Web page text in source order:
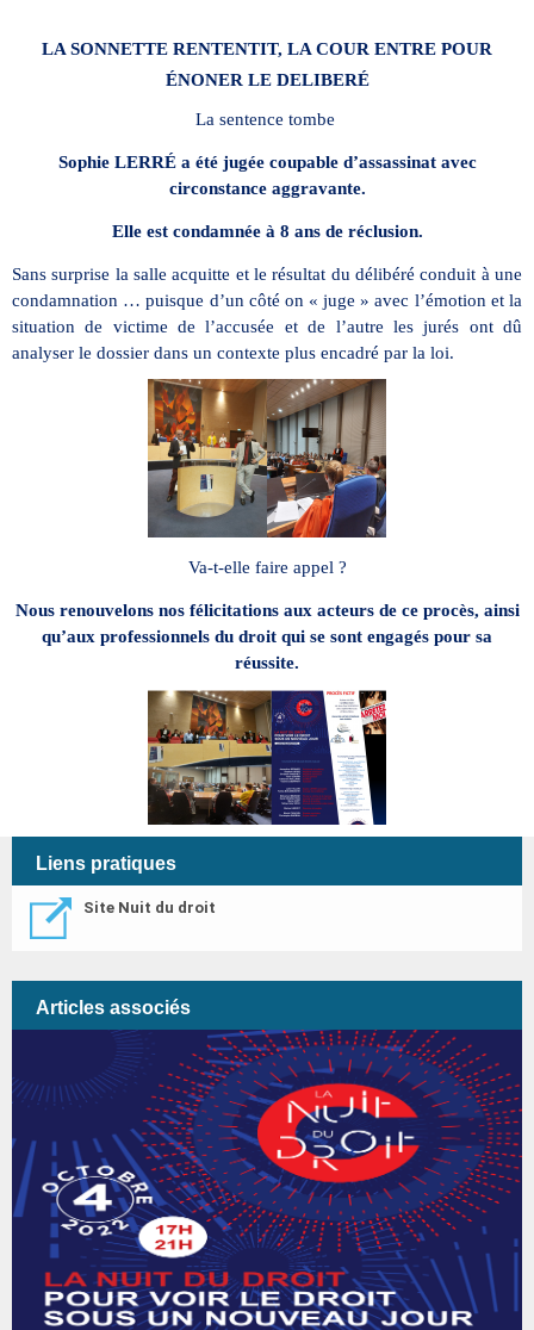
LA SONNETTE RENTENTIT, LA COUR ENTRE POUR
ÉNONER LE DELIBERÉ
La sentence tombe
Sophie LERRÉ a été jugée coupable d’assassinat avec
circonstance aggravante.
Elle est condamnée à 8 ans de réclusion.
Sans surprise la salle acquitte et le résultat du délibéré conduit à une
condamnation … puisque d’un côté on « juge » avec l’émotion et la
situation de victime de l’accusée et de l’autre les jurés ont dû
analyser le dossier dans un contexte plus encadré par la loi.
Va-t-elle faire appel ?
Nous renouvelons nos félicitations aux acteurs de ce procès, ainsi
qu’aux professionnels du droit qui se sont engagés pour sa
réussite.
Liens pratiques
Site Nuit du droit
Articles associés